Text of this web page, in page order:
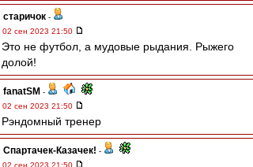
старичок -
02 сен 2023 21:50
Это не футбол, а мудовые рыдания. Рыжего
долой!
fanatSM -
02 сен 2023 21:50
Рэндомный тренер
Спартачек-Казачек! -
02 сен 2023 21:50